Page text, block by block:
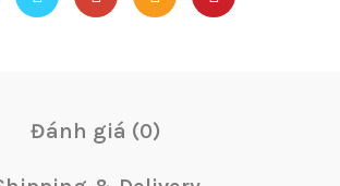
Đánh giá (0)